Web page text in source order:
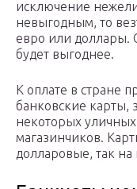
исключение
невыгодным, то
евро или доллары.
будет выгоднее.
К оплате в стране
банковские карты,
некоторых
магазинчиков.
долларовые, так